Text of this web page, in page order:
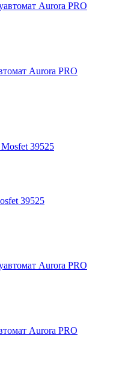
Aurora PRO
39525
Aurora PRO